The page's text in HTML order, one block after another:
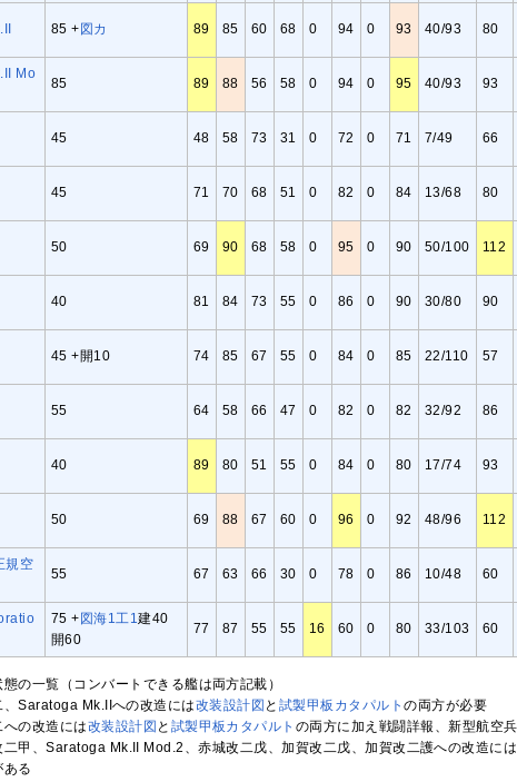
85 + 図 カ 89 85 60 68 0 94 0 93 40/93 80
Mo
85 89 88 56 58 0 94 0 95 40/93 93
45 48 58 73 31 0 72 0 71 7/49 66
45 71 70 68 51 0 82 0 84 13/68 80
50 69 90 68 58 0 95 0 90 50/100 112
40 81 84 73 55 0 86 0 90 30/80 90
45 +開10 74 85 67 55 0 84 0 85 22/110 57
55 64 58 66 47 0 82 0 82 32/92 86
40 89 80 51 55 0 84 0 80 17/74 93
50 69 88 67 60 0 96 0 92 48/96 112
規空
55 67 63 66 30 0 78 0 86 10/48 60
75 + 図海1工1建40
開60
77 87 55 55 16 60 0 80 33/103 60
の一覧（コンバートできる艦は両方記載）
Saratoga Mk.IIへの改造には改装設計図 と 試製甲板カタパルトの両方が必要
の改造には改装設計図 と 試製甲板カタパルト の両方に加え戦闘詳報、新型航空兵
甲、Saratoga Mk.II Mod.2、赤城改二戊、加賀改二戊、加賀改二護への改造に
ある